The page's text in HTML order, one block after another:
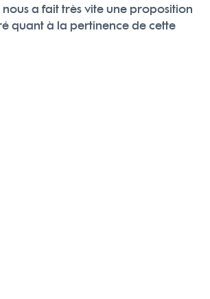
nous a fait très vite une proposition
quant à la pertinence de cette